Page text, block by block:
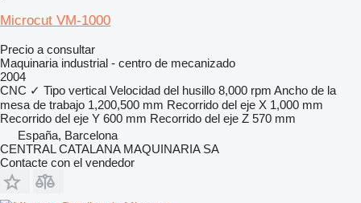
Microcut VM-1000
Precio a consultar
Maquinaria industrial - centro de mecanizado
2004
CNC ✓ Tipo vertical Velocidad del husillo 8,000 rpm Ancho de la
mesa de trabajo 1,200,500 mm Recorrido del eje X 1,000 mm
Recorrido del eje Y 600 mm Recorrido del eje Z 570 mm
España, Barcelona
CENTRAL CATALANA MAQUINARIA SA
Contacte con el vendedor